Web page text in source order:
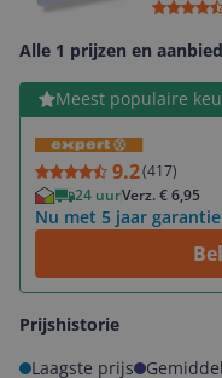
Alle 1 prijzen en
Meest populaire
9.2(417)
24 uurVerz. € 6,95
Nu met 5 jaar
Bekijk product
Prijshistorie
Laagste prijs